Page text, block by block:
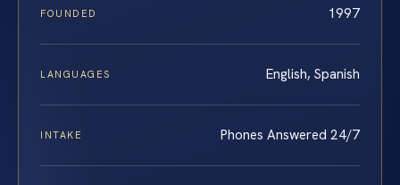
FOUNDED 1997
LANGUAGES English, Spanish
INTAKE Phones Answered 24/7